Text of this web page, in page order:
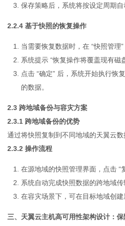
保存策略后，系统将按设定周期自
2.2.4 基于快照的恢复操作
当需要恢复数据时，在 “快照管理
系统提示 “恢复操作将覆盖现有
点击 “确定” 后，系统开始执行恢
的数据。
2.3 跨地域备份与容灾方案
2.3.1 跨地域备份的优势
通过将快照复制到不同地域的天翼云
2.3.2 操作流程
在源地域的快照管理界面，点击 “
系统自动完成快照数据的跨地域
在容灾场景下，可在目标地域创
三、天翼云主机高可用性架构设计：